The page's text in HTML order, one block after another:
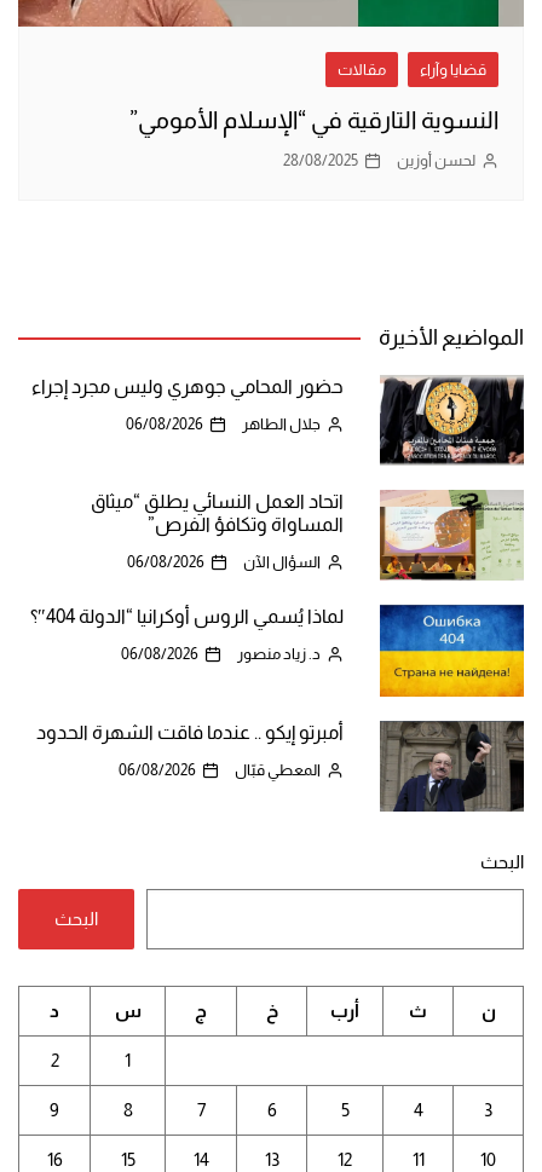
قضايا وآراء مقالات
النسوية التارقية في “الإسلام الأمومي”
لحسن أوزين 28/08/2025
المواضيع الأخيرة
حضور المحامي جوهري وليس مجرد إجراء
جلال الطاهر 06/08/2026
اتحاد العمل النسائي يطلق “ميثاق
المساواة وتكافؤ الفرص”
السؤال الآن 06/08/2026
لماذا يُسمي الروس أوكرانيا “الدولة 404″؟
د. زياد منصور 06/08/2026
أمبرتو إيكو .. عندما فاقت الشهرة الحدود
المعطي قبّال 06/08/2026
البحث
البحث
ن ث أرب خ ج س د
1
2
3
4
5
6
7
8
9
10
11
12
13
14
15
16